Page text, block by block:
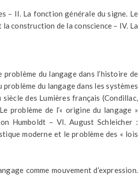
– II. La fonction générale du signe. Le
construction de la conscience – IV. La
problème du langage dans l’histoire de
du langage dans les systèmes
siècle des Lumières français (Condillac,
problème de l’« origine du langage »
Humboldt – VI. August Schleicher :
moderne et le problème des « lois
comme mouvement d’expression.